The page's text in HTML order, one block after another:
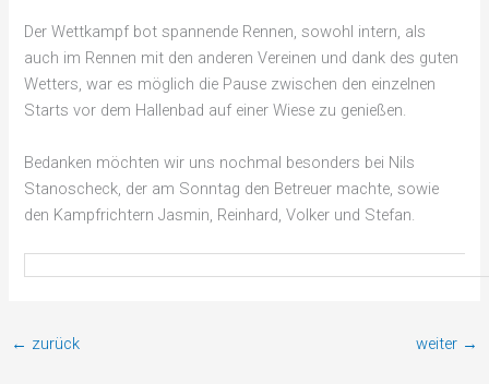
Der Wettkampf bot spannende Rennen, sowohl intern, als
auch im Rennen mit den anderen Vereinen und dank des guten
Wetters, war es möglich die Pause zwischen den einzelnen
Starts vor dem Hallenbad auf einer Wiese zu genießen.
Bedanken möchten wir uns nochmal besonders bei Nils
Stanoscheck, der am Sonntag den Betreuer machte, sowie
den Kampfrichtern Jasmin, Reinhard, Volker und Stefan.
← zurück weiter →